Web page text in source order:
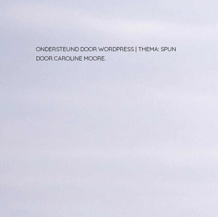
ONDERSTEUND DOOR WORDPRESS | THEMA: SPUN
DOOR CAROLINE MOORE